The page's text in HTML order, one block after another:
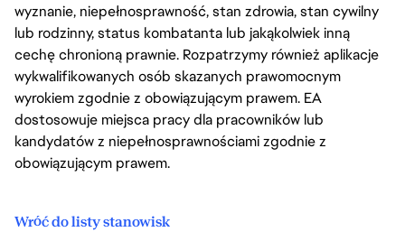
wyznanie, niepełnosprawność, stan zdrowia, stan cywilny
lub rodzinny, status kombatanta lub jakąkolwiek inną
cechę chronioną prawnie. Rozpatrzymy również aplikacje
wykwalifikowanych osób skazanych prawomocnym
wyrokiem zgodnie z obowiązującym prawem. EA
dostosowuje miejsca pracy dla pracowników lub
kandydatów z niepełnosprawnościami zgodnie z
obowiązującym prawem.
Wróć do listy stanowisk